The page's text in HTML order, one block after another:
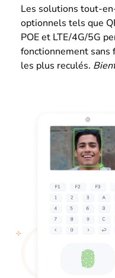
Les solutions tout-
optionnels tels que
POE et LTE/4G/5G
fonctionnement sans
les plus reculés.